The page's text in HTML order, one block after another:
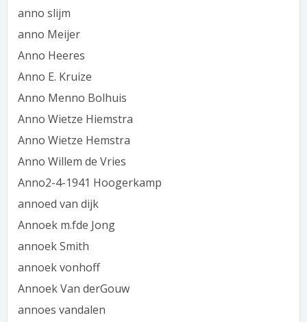
anno slijm
anno Meijer
Anno Heeres
Anno E. Kruize
Anno Menno Bolhuis
Anno Wietze Hiemstra
Anno Wietze Hemstra
Anno Willem de Vries
Anno2-4-1941 Hoogerkamp
annoed van dijk
Annoek m.fde Jong
annoek Smith
annoek vonhoff
Annoek Van derGouw
annoes vandalen